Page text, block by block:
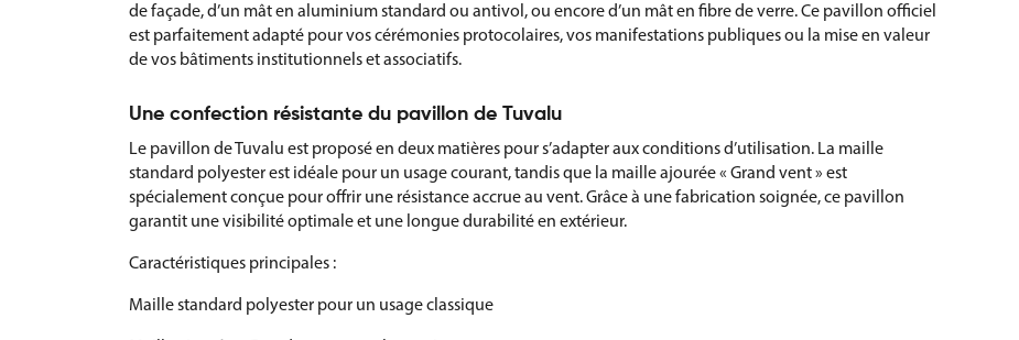
de façade, d’un mât en aluminium standard ou antivol, ou encore d’un mât en fibre de verre. Ce pavillon officiel
est parfaitement adapté pour vos cérémonies protocolaires, vos manifestations publiques ou la mise en valeur
de vos bâtiments institutionnels et associatifs.
Une confection résistante du pavillon de Tuvalu
Le pavillon de Tuvalu est proposé en deux matières pour s’adapter aux conditions d’utilisation. La maille
standard polyester est idéale pour un usage courant, tandis que la maille ajourée « Grand vent » est
spécialement conçue pour offrir une résistance accrue au vent. Grâce à une fabrication soignée, ce pavillon
garantit une visibilité optimale et une longue durabilité en extérieur.
Caractéristiques principales :
Maille standard polyester pour un usage classique